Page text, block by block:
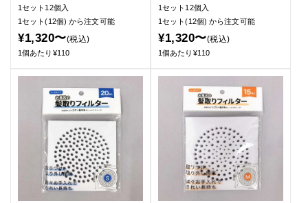
1セット12個入
1セット(12個)から注文可能
¥1,320〜(税込)
1個あたり¥110
1セット12個入
1セット(12個)から注文可能
¥1,320〜(税込)
1個あたり¥110